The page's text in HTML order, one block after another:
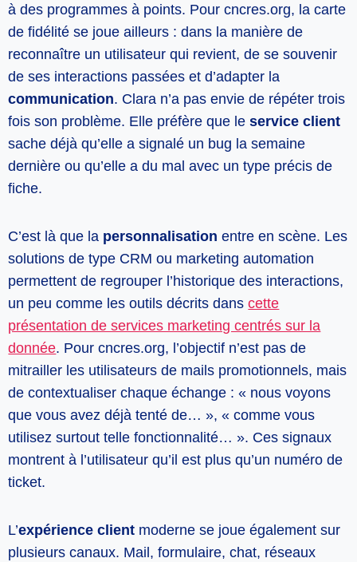
à des programmes à points. Pour cncres.org, la carte
de fidélité se joue ailleurs : dans la manière de
reconnaître un utilisateur qui revient, de se souvenir
de ses interactions passées et d’adapter la
communication. Clara n’a pas envie de répéter trois
fois son problème. Elle préfère que leservice client
sache déjà qu’elle a signalé un bug la semaine
dernière ou qu’elle a du mal avec un type précis de
fiche.
C’est là que la personnalisation entre en scène. Les
solutions de type CRM ou marketing automation
permettent de regrouper l’historique des interactions,
un peu comme les outils décrits danscette
présentation de services marketing centrés sur la
donnée. Pour cncres.org, l’objectif n’est pas de
mitrailler les utilisateurs de mails promotionnels, mais
de contextualiser chaque échange : « nous voyons
que vous avez déjà tenté de… », « comme vous
utilisez surtout telle fonctionnalité… ». Ces signaux
montrent à l’utilisateur qu’il est plus qu’un numéro de
ticket.
L’expérience client moderne se joue également sur
plusieurs canaux. Mail, formulaire, chat, réseaux